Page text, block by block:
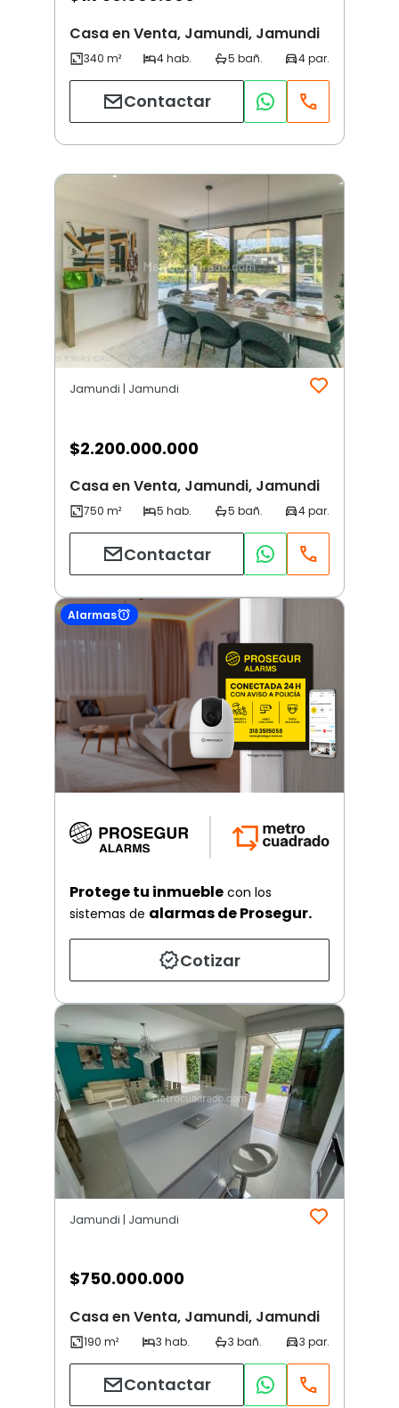
Casa en Venta, Jamundi, Jamundi
Contactar
Jamundi | Jamundi
$2.200.000.000
Casa en Venta, Jamundi, Jamundi
Contactar
Alarmas
Protege tu inmueble con los
sistemas de alarmas de Prosegur.
Cotizar
Jamundi | Jamundi
$750.000.000
Casa en Venta, Jamundi, Jamundi
Contactar